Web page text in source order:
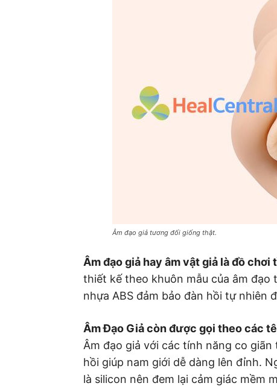
Âm đạo giả tương đối giống thật.
Âm đạo giả hay âm vật giả là đồ
thiết kế theo khuôn mẫu của âm
nhựa ABS đảm bảo đàn hồi tự nhiên
Âm Đạo Giả còn được gọi theo các
Âm đạo giả với các tính năng co
hồi giúp nam giới dễ dàng lên đỉnh.
là silicon nên đem lại cảm giác mềm